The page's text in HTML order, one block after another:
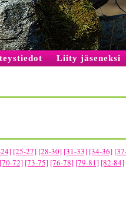
Liity jäseneksi
[25-27] [28-30] [31-33] [34-36]
[70-72] [73-75] [76-78] [79-81] [82-84]